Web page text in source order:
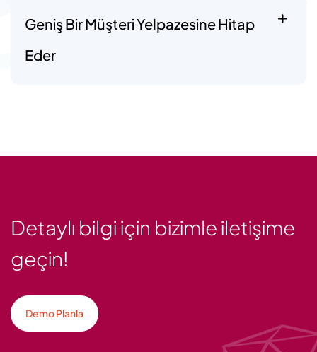
Geniş Bir Müşteri Yelpazesine Hitap
Eder
Detaylı bilgi için bizimle iletişime
geçin!
Demo Planla